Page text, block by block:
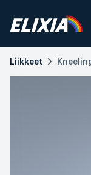
Liikkeet